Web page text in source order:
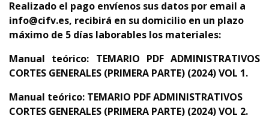
Realizado el pago envíenos sus datos por email a
info@cifv.es, recibirá en su domicilio en un plazo
máximo de 5 días laborables los materiales:
Manual teórico: TEMARIO PDF ADMINISTRATIVOS
CORTES GENERALES (PRIMERA PARTE) (2024) VOL 1.
Manual teórico: TEMARIO PDF ADMINISTRATIVOS
CORTES GENERALES (PRIMERA PARTE) (2024) VOL 2.